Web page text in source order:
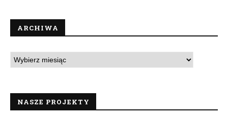
ARCHIWA
NASZE PROJEKTY